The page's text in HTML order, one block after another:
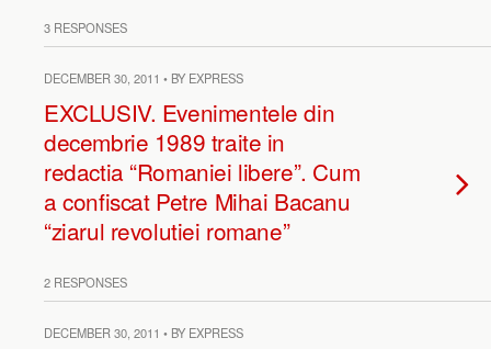
3 RESPONSES
DECEMBER 30, 2011 • BY EXPRESS
EXCLUSIV. Evenimentele din
decembrie 1989 traite in
redactia “Romaniei libere”. Cum
a confiscat Petre Mihai Bacanu
“ziarul revolutiei romane”
2 RESPONSES
DECEMBER 30, 2011 • BY EXPRESS